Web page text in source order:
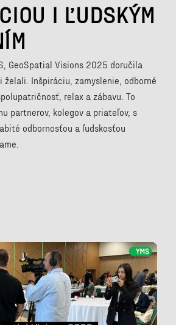
I ĽUDSKÝM
GeoSpatial Visions 2025 doručila
želali. Inšpiráciu, zamyslenie, odborné
relax a zábavu. To
partnerov, kolegov a priateľov, s
odbornosťou a ľudskosťou